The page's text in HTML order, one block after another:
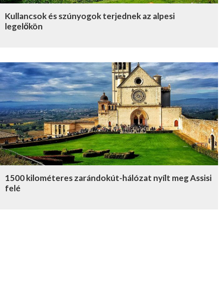
Kullancsok és szúnyogok terjednek az alpesi
legelőkön
1500 kilométeres zarándokút-hálózat nyílt meg Assisi
felé